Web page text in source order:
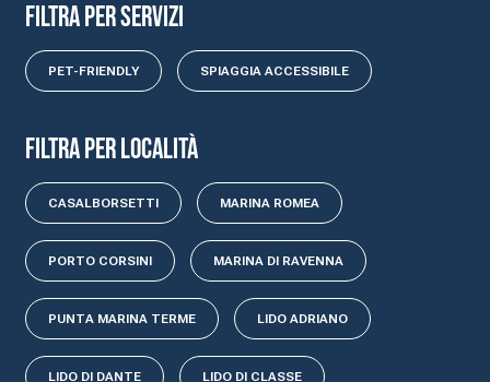
Filtra per servizi
PET-FRIENDLY SPIAGGIA ACCESSIBILE
Filtra per località
CASALBORSETTI MARINA ROMEA
PORTO CORSINI MARINA DI RAVENNA
PUNTA MARINA TERME LIDO ADRIANO
LIDO DI DANTE LIDO DI CLASSE